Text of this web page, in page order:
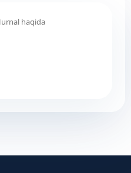
Jurnal haqida